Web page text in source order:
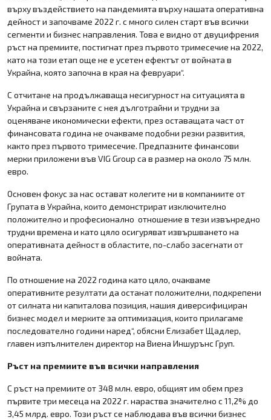
върху въздействието на пандемията върху нашата оперативна
дейност и започваме 2022 г. с много силен старт във всички
сегменти и бизнес направления. Това е видно от двуцифрения
ръст на премиите, постигнат през първото тримесечие на 2022,
като на този етап още не е усетен ефектът от войната в
Украйна, която започна в края на февруари“.
С отчитане на продължаваща несигурност на ситуацията в
Украйна и свързаните с нея дълготрайни и трудни за
оценяване икономически ефекти, през оставащата част от
финансовата година не очакваме подобни резки развития,
както през първото тримесечие. Предпазните финансови
мерки приложени във VIG Group са в размер на около 75 млн.
евро.
Основен фокус за нас остават колегите ни в компаниите от
Групата в Украйна, които демонстрират изключително
положително и професионално отношение в тези извънредно
трудни времена и като цяло осигуряват извършването на
оперативната дейност в областите, по-слабо засегнати от
войната.
По отношение на 2022 година като цяло, очакваме
оперативните резултати да останат положителни, подкрепени
от силната ни капиталова позиция, нашия диверсифициран
бизнес модел и мерките за оптимизация, които прилагаме
последователно години наред“, обясни Елизабет Щадлер,
главен изпълнителен директор на Виена Иншурънс Груп.
Ръст на премиите във всички направления
С ръст на премиите от 348 млн. евро, общият им обем през
първите три месеца на 2022 г. нараства значително с 11,2% до
3,45 млрд. евро. Този ръст се наблюдава във всички бизнес